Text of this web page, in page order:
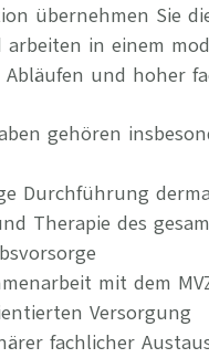
übernehmen Sie
in einem
und hoher
gehören
Durchführung
Therapie des
mit dem
Versorgung
fachlicher